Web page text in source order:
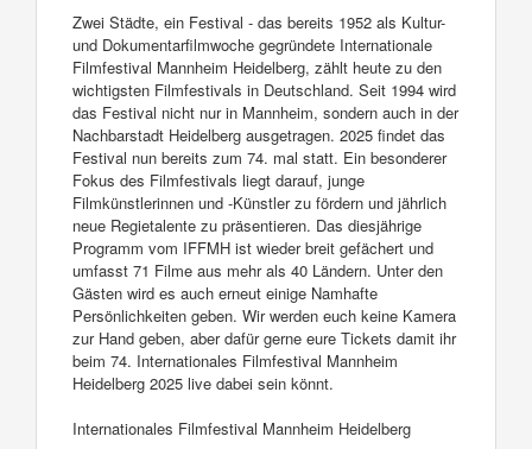
Zwei Städte, ein Festival - das bereits 1952 als Kultur-
und Dokumentarfilmwoche gegründete Internationale
Filmfestival Mannheim Heidelberg, zählt heute zu den
wichtigsten Filmfestivals in Deutschland. Seit 1994 wird
das Festival nicht nur in Mannheim, sondern auch in der
Nachbarstadt Heidelberg ausgetragen. 2025 findet das
Festival nun bereits zum 74. mal statt. Ein besonderer
Fokus des Filmfestivals liegt darauf, junge
Filmkünstlerinnen und -Künstler zu fördern und jährlich
neue Regietalente zu präsentieren. Das diesjährige
Programm vom IFFMH ist wieder breit gefächert und
umfasst 71 Filme aus mehr als 40 Ländern. Unter den
Gästen wird es auch erneut einige Namhafte
Persönlichkeiten geben. Wir werden euch keine Kamera
zur Hand geben, aber dafür gerne eure Tickets damit ihr
beim 74. Internationales Filmfestival Mannheim
Heidelberg 2025 live dabei sein könnt.
Internationales Filmfestival Mannheim Heidelberg